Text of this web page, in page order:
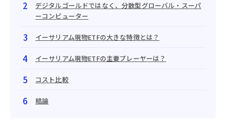
デジタルゴールドではなく、分散型グローバル・スーパ
ーコンピューター
イーサリアム現物ETFの大きな特徴とは？
イーサリアム現物ETFの主要プレーヤーは？
コスト比較
結論